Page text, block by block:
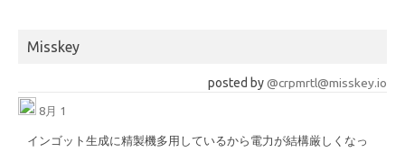
Misskey
posted by@crpmrtl@misskey.io
8月 1
インゴット生成に精製機多用しているから電力が結構厳しくなっ